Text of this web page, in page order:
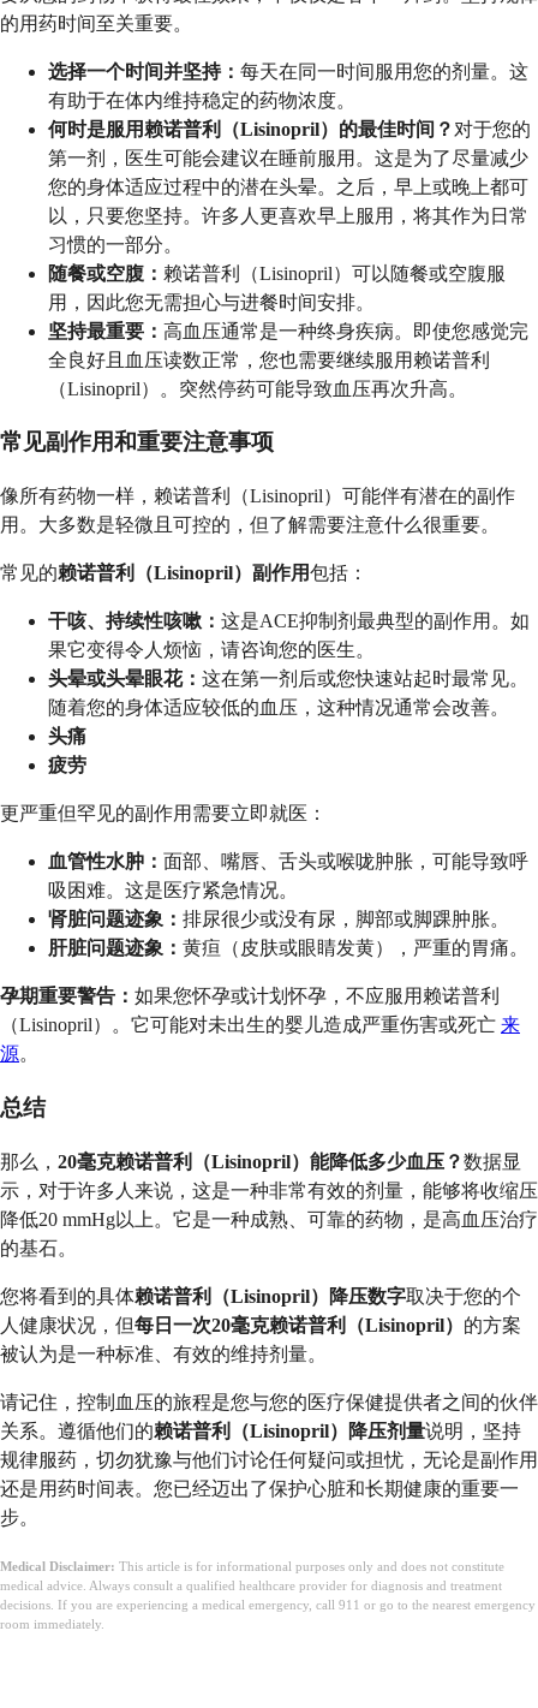
的用药时间至关重要。
选择一个时间并坚持： 每天在同一时间服用您的剂量。这
有助于在体内维持稳定的药物浓度。
何时是服用赖诺普利（Lisinopril）的最佳时间？ 对于您的
第一剂，医生可能会建议在睡前服用。这是为了尽量减少
您的身体适应过程中的潜在头晕。之后，早上或晚上都可
以，只要您坚持。许多人更喜欢早上服用，将其作为日常
习惯的一部分。
随餐或空腹： 赖诺普利（Lisinopril）可以随餐或空腹服
用，因此您无需担心与进餐时间安排。
坚持最重要： 高血压通常是一种终身疾病。即使您感觉完
全良好且血压读数正常，您也需要继续服用赖诺普利
（Lisinopril）。突然停药可能导致血压再次升高。
常见副作用和重要注意事项
像所有药物一样，赖诺普利（Lisinopril）可能伴有潜在的副作
用。大多数是轻微且可控的，但了解需要注意什么很重要。
常见的赖诺普利（Lisinopril）副作用包括：
干咳、持续性咳嗽： 这是ACE抑制剂最典型的副作用。如
果它变得令人烦恼，请咨询您的医生。
头晕或头晕眼花： 这在第一剂后或您快速站起时最常见。
随着您的身体适应较低的血压，这种情况通常会改善。
头痛
疲劳
更严重但罕见的副作用需要立即就医：
血管性水肿： 面部、嘴唇、舌头或喉咙肿胀，可能导致呼
吸困难。这是医疗紧急情况。
肾脏问题迹象： 排尿很少或没有尿，脚部或脚踝肿胀。
肝脏问题迹象： 黄疸（皮肤或眼睛发黄），严重的胃痛。
孕期重要警告： 如果您怀孕或计划怀孕，不应服用赖诺普利
（Lisinopril）。它可能对未出生的婴儿造成严重伤害或死亡 来
源。
总结
那么， 20毫克赖诺普利（Lisinopril）能降低多少血压？数据显
示，对于许多人来说，这是一种非常有效的剂量，能够将收缩压
降低20 mmHg以上。它是一种成熟、可靠的药物，是高血压治疗
的基石。
您将看到的具体赖诺普利（Lisinopril）降压数字取决于您的个
人健康状况，但每日一次20毫克赖诺普利（Lisinopril） 的方案
被认为是一种标准、有效的维持剂量。
请记住，控制血压的旅程是您与您的医疗保健提供者之间的伙伴
关系。遵循他们的赖诺普利（Lisinopril）降压剂量说明，坚持
规律服药，切勿犹豫与他们讨论任何疑问或担忧，无论是副作用
还是用药时间表。您已经迈出了保护心脏和长期健康的重要一
步。
Medical Disclaimer: This article is for informational purposes only and does not constitute
medical advice. Always consult a qualified healthcare provider for diagnosis and treatment
decisions. If you are experiencing a medical emergency, call 911 or go to the nearest emergency
room immediately.